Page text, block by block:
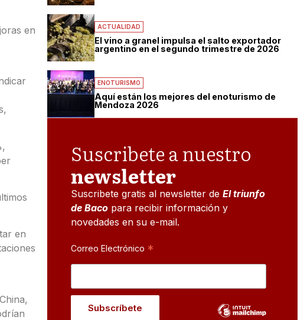
en
en
ACTUALIDAD
El vino a granel impulsa el salto exportador
argentino en el segundo trimestre de 2026
ENOTURISMO
Aquí están los mejores del enoturismo de
Mendoza 2026
Suscribete a nuestro
newsletter
Suscribete gratis al newsletter deEl triunfo
de Baco para recibir información y
novedades en su e-mail.
Correo Electrónico *